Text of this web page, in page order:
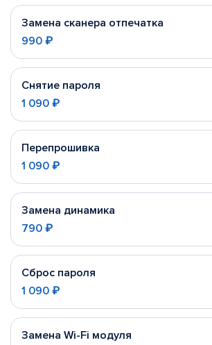
Замена сканера отпечатка
990 ₽
Снятие пароля
1 090 ₽
Перепрошивка
1 090 ₽
Замена динамика
790 ₽
Сброс пароля
1 090 ₽
Замена Wi-Fi модуля